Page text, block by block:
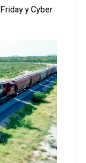
y Cyber